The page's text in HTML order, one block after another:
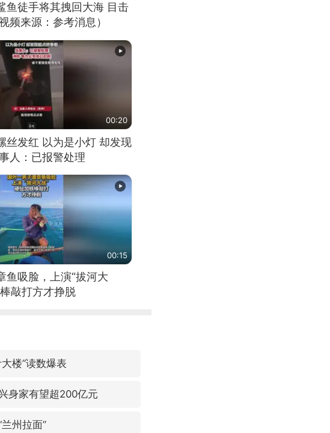
鱼徒手将其拽回大海 目击
频来源：参考消息）
00:20
丝发红 以为是小灯 却发现
人：已报警处理
00:15
鱼吸脸，上演“拔河大
敲打方才挣脱
楼”读数爆表
身家有望超200亿元
州拉面”